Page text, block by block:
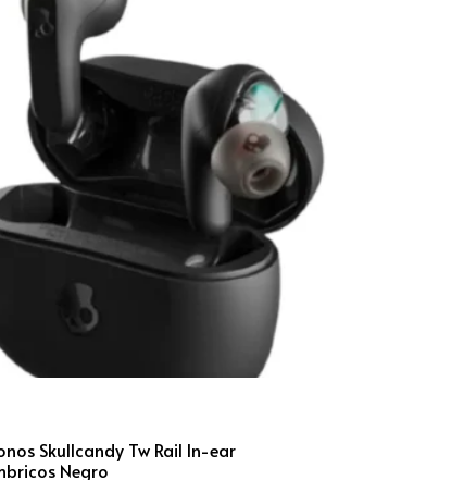
Skullcandy Tw Rail In-ear
Negro